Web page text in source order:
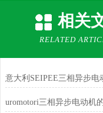
相关
RELATED
意大利SEIPEE三相异步电
uromotori三相异步电动机